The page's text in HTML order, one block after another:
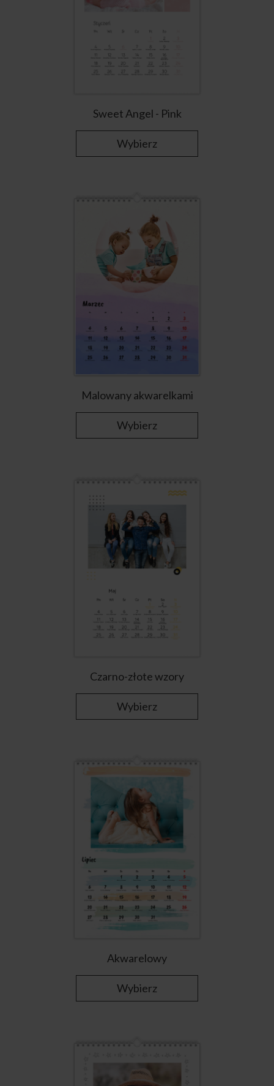
Sweet Angel - Pink
Wybierz
Malowany akwarelkami
Wybierz
Czarno-złote wzory
Wybierz
Akwarelowy
Wybierz